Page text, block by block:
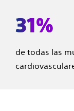
31%
de todas las